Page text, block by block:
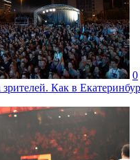
0
Как в